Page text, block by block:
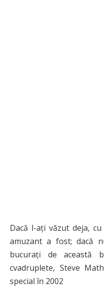
Dacă l-ați văzut deja,
amuzant a fost; dacă
bucurați de această
cvadruplete, Steve
special în 2002